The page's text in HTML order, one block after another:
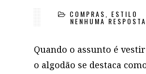
COMPRAS ESTILO
NENHUMA RESPOSTA
Quando o assunto é
o algodão se destaca